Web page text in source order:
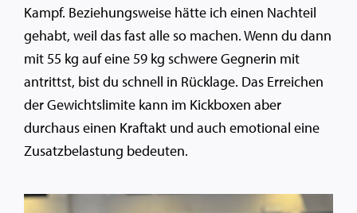
Kampf. Beziehungsweise hätte ich einen Nachteil
gehabt, weil das fast alle so machen. Wenn du dann
mit 55 kg auf eine 59 kg schwere Gegnerin mit
antrittst, bist du schnell in Rücklage. Das Erreichen
der Gewichtslimite kann im Kickboxen aber
durchaus einen Kraftakt und auch emotional eine
Zusatzbelastung bedeuten.